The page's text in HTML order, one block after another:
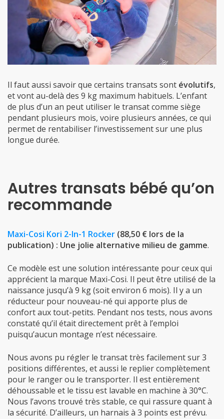
Il faut aussi savoir que certains transats sont évolutifs,
et vont au-delà des 9 kg maximum habituels. L’enfant
de plus d’un an peut utiliser le transat comme siège
pendant plusieurs mois, voire plusieurs années, ce qui
permet de rentabiliser l’investissement sur une plus
longue durée.
Autres transats bébé qu’on
recommande
Maxi-Cosi Kori 2-In-1 Rocker (88,50 € lors de la
publication) : Une jolie alternative milieu de gamme.
Ce modèle est une solution intéressante pour ceux qui
apprécient la marque Maxi-Cosi. Il peut être utilisé de la
naissance jusqu’à 9 kg (soit environ 6 mois). Il y a un
réducteur pour nouveau-né qui apporte plus de
confort aux tout-petits. Pendant nos tests, nous avons
constaté qu’il était directement prêt à l’emploi
puisqu’aucun montage n’est nécessaire.
Nous avons pu régler le transat très facilement sur 3
positions différentes, et aussi le replier complètement
pour le ranger ou le transporter. Il est entièrement
déhoussable et le tissu est lavable en machine à 30°C.
Nous l’avons trouvé très stable, ce qui rassure quant à
la sécurité. D’ailleurs, un harnais à 3 points est prévu.